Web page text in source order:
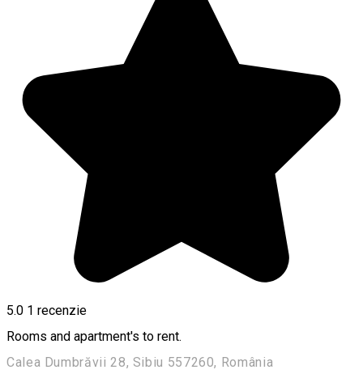
5.0 1 recenzie
Rooms and apartment's to rent.
Calea Dumbrăvii 28, Sibiu 557260, România